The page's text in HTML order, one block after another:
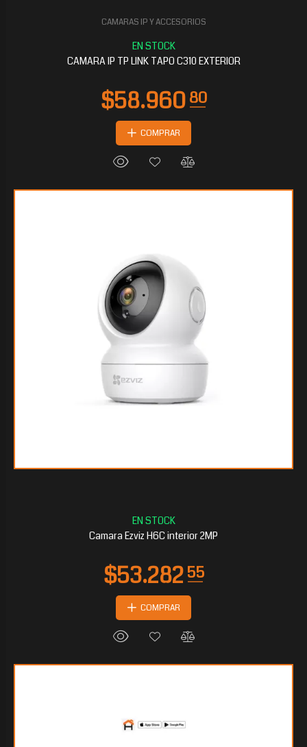
CAMARAS IP Y ACCESORIOS
CAMARA IP TP LINK TAPO C310 EXTERIOR
COMPRAR
Camara Ezviz H6C interior 2MP
COMPRAR